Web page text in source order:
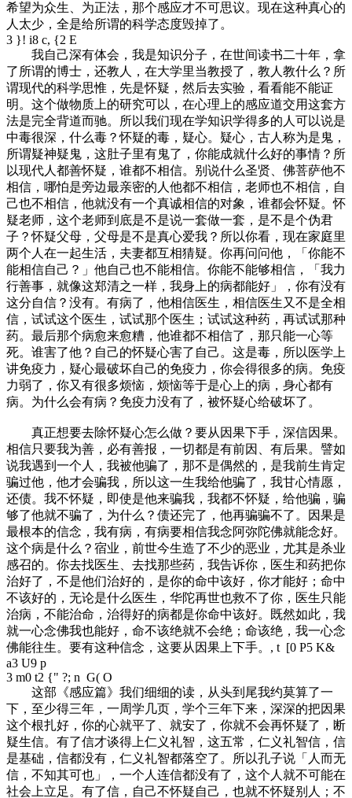
希望为众生、为正法，那个感应才不可思议。现在这种真心的
人太少，全是给所谓的科学态度毁掉了。
3 }! i8 c, {2 E
我自己深有体会，我是知识分子，在世间读书二十年，拿
了所谓的博士，还教人，在大学里当教授了，教人教什么？所
谓现代的科学思惟，先是怀疑，然后去实验，看看能不能证
明。这个做物质上的研究可以，在心理上的感应道交用这套方
法是完全背道而驰。所以我们现在学知识学得多的人可以说是
中毒很深，什么毒？怀疑的毒，疑心。疑心，古人称为是鬼，
所谓疑神疑鬼，这肚子里有鬼了，你能成就什么好的事情？所
以现代人都善怀疑，谁都不相信。别说什么圣贤、佛菩萨他不
相信，哪怕是旁边最亲密的人他都不相信，老师也不相信，自
己也不相信，他就没有一个真诚相信的对象，谁都会怀疑。怀
疑老师，这个老师到底是不是说一套做一套，是不是个伪君
子？怀疑父母，父母是不是真心爱我？所以你看，现在家庭里
两个人在一起生活，夫妻都互相猜疑。你再问问他，「你能不
能相信自己？」他自己也不能相信。你能不能够相信，「我力
行善事，就像这郑清之一样，我身上的病都能好」，你有没有
这分自信？没有。有病了，他相信医生，相信医生又不是全相
信，试试这个医生，试试那个医生；试试这种药，再试试那种
药。最后那个病愈来愈糟，他谁都不相信了，那只能一心等
死。谁害了他？自己的怀疑心害了自己。这是毒，所以医学上
讲免疫力，疑心最破坏自己的免疫力，你会得很多的病。免疫
力弱了，你又有很多烦恼，烦恼等于是心上的病，身心都有
病。为什么会有病？免疫力没有了，被怀疑心给破坏了。
真正想要去除怀疑心怎么做？要从因果下手，深信因果。
相信只要我为善，必有善报，一切都是有前因、有后果。譬如
说我遇到一个人，我被他骗了，那不是偶然的，是我前生肯定
骗过他，他才会骗我，所以这一生我给他骗了，我甘心情愿，
还债。我不怀疑，即使是他来骗我，我都不怀疑，给他骗，骗
够了他就不骗了，为什么？债还完了，他再骗骗不了。因果是
最根本的信念，我有病，有病要相信我念阿弥陀佛就能念好。
这个病是什么？宿业，前世今生造了不少的恶业，尤其是杀业
感召的。你去找医生、去找那些药，我告诉你，医生和药把你
治好了，不是他们治好的，是你的命中该好，你才能好；命中
不该好的，无论是什么医生，华陀再世也救不了你，医生只能
治病，不能治命，治得好的病都是你命中该好。既然如此，我
就一心念佛我也能好，命不该绝就不会绝；命该绝，我一心念
佛能往生。要有这种信念，这要从因果上下手。 , t [0 P5 K&
a3 U9 p
3 m0 t2 {" ?; n G( O
这部《感应篇》我们细细的读，从头到尾我约莫算了一
下，至少得三年，一周学几页，学个三年下来，深深的把因果
这个根扎好，你的心就平了、就安了，你就不会再怀疑了，断
疑生信。有了信才谈得上仁义礼智，这五常，仁义礼智信，信
是基础，信都没有，仁义礼智都落空了。所以孔子说「人而无
信，不知其可也」，一个人连信都没有了，这个人就不可能在
社会上立足。有了信，自己不怀疑自己，也就不怀疑别人；不